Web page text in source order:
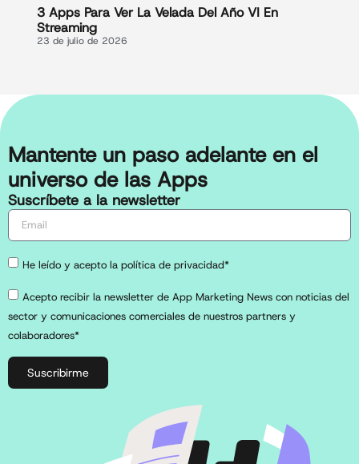
3 Apps Para Ver La Velada Del Año VI En
Streaming
23 de julio de 2026
Mantente un paso adelante en el
universo de las Apps
Suscríbete a la newsletter
He leído y acepto la política de privacidad*
Acepto recibir la newsletter de App Marketing News con noticias del
sector y comunicaciones comerciales de nuestros partners y
colaboradores*
Suscribirme